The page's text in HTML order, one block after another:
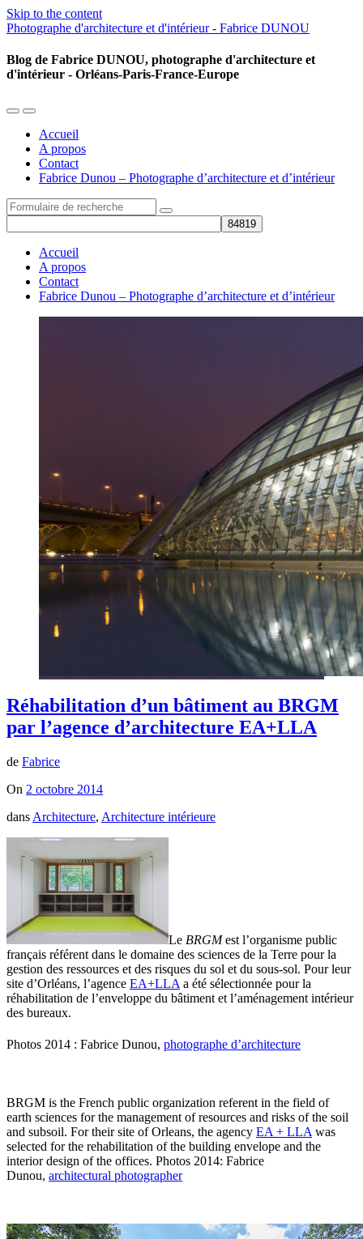
Skip to the content
Photographe d'architecture et d'intérieur - Fabrice DUNOU
Blog de Fabrice DUNOU, photographe d'architecture et
d'intérieur - Orléans-Paris-France-Europe
Toggle
mobile
menu
Toggle
the
search
field
Accueil
A propos
Contact
Fabrice Dunou – Photographe d’architecture et d’intérieur
Search
Accueil
A propos
Contact
Fabrice Dunou – Photographe d’architecture et d’intérieur
Réhabilitation d’un bâtiment au BRGM
par l’agence d’architecture EA+LLA
de Fabrice
On 2 octobre 2014
dans Architecture, Architecture intérieure
Le BRGMest l’organisme public
français référent dans le domaine des sciences de la Terre pour la
gestion des ressources et des risques du sol et du sous-sol. Pour leur
site d’Orléans, l’agence EA+LLA a été sélectionnée pour la
réhabilitation de l’enveloppe du bâtiment et l’aménagement intérieur
des bureaux.
Photos 2014 : Fabrice Dunou, photographe d’architecture
BRGM is the French public organization referent in the field of
earth sciences for the management of resources and risks of the soil
and subsoil. For their site of Orleans, the agency EA + LLA was
selected for the rehabilitation of the building envelope and the
interior design of the offices. Photos 2014: Fabrice
Dunou, architectural photographer